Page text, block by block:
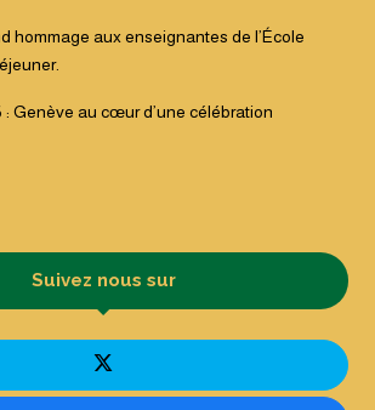
hommage aux enseignantes de l’École
: Genève au cœur d’une célébration
Suivez nous sur